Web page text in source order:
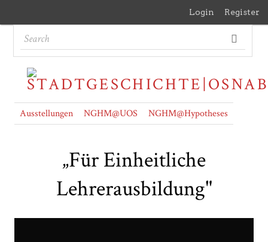
Login Register
Ausstellungen NGHM@UOS NGHM@Hypotheses
„Für Einheitliche
Lehrerausbildung"